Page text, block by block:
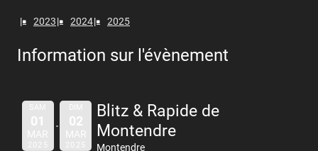
2023 2024 2025
Information sur l'évènement
SAM
01
MAR
2025
DIM
02
MAR
2025
Blitz & Rapide de
Montendre
Montendre